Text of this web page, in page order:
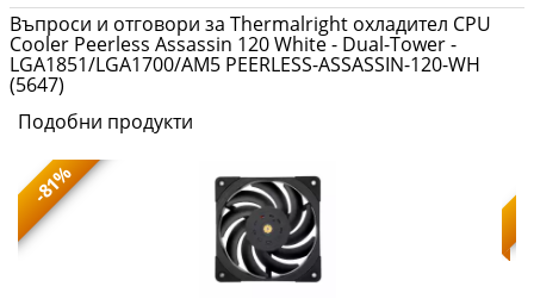
Въпроси и отговори за Thermalright охладител CPU
Cooler Peerless Assassin 120 White - Dual-Tower -
LGA1851/LGA1700/AM5 PEERLESS-ASSASSIN-120-WH
(5647)
Подобни продукти
-81%